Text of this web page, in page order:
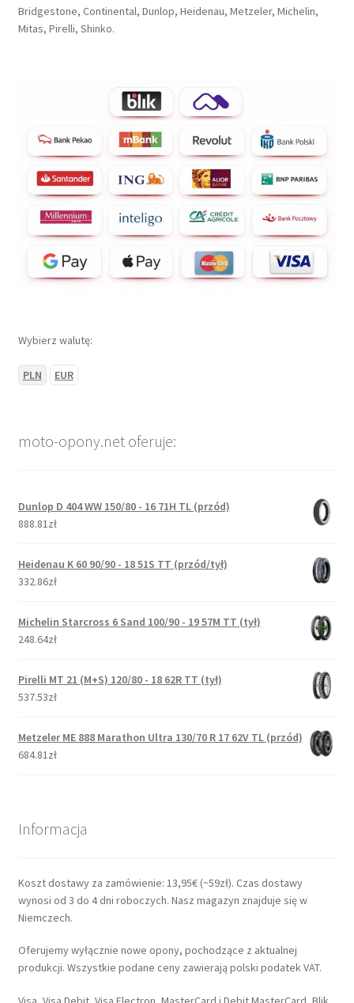
Bridgestone, Continental, Dunlop, Heidenau, Metzeler, Michelin,
Mitas, Pirelli, Shinko.
Wybierz walutę:
PLN EUR
moto-opony.net oferuje:
Dunlop D 404 WW 150/80 - 16 71H TL (przód)
888.81zł
Heidenau K 60 90/90 - 18 51S TT (przód/tył)
332.86zł
Michelin Starcross 6 Sand 100/90 - 19 57M TT (tył)
248.64zł
Pirelli MT 21 (M+S) 120/80 - 18 62R TT (tył)
537.53zł
Metzeler ME 888 Marathon Ultra 130/70 R 17 62V TL (przód)
684.81zł
Informacja
Koszt dostawy za zamówienie: 13,95€ (~59zł). Czas dostawy
wynosi od 3 do 4 dni roboczych. Nasz magazyn znajduje się w
Niemczech.
Oferujemy wyłącznie nowe opony, pochodzące z aktualnej
produkcji. Wszystkie podane ceny zawierają polski podatek VAT.